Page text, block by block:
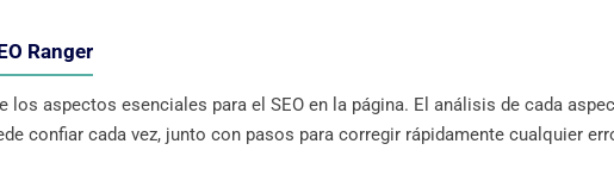
Ranger
los aspectos esenciales para el SEO en la página. El análisis de cada
confiar cada vez, junto con pasos para corregir rápidamente cualquier